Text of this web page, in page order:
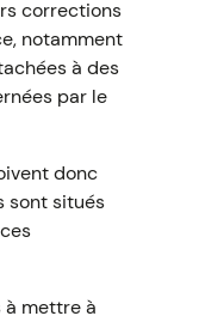
corrections
notamment
à des
par le
donc
sont situés
à mettre à